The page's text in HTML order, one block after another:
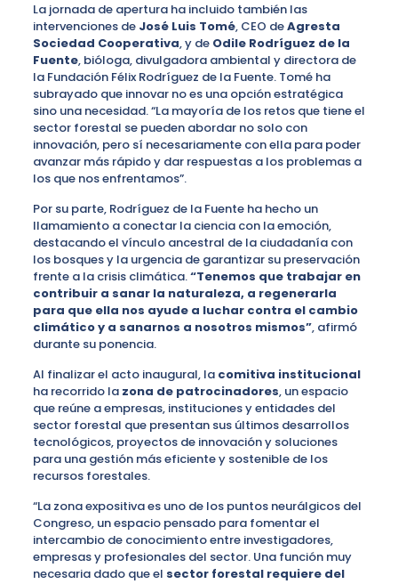
La jornada de apertura ha incluido también las
intervenciones de José Luis Tomé, CEO deAgresta
Sociedad Cooperativa, y de Odile Rodríguez de la
Fuente, bióloga, divulgadora ambiental y directora de
la Fundación Félix Rodríguez de la Fuente. Tomé ha
subrayado que innovar no es una opción estratégica
sino una necesidad. “La mayoría de los retos que tiene el
sector forestal se pueden abordar no solo con
innovación, pero sí necesariamente con ella para poder
avanzar más rápido y dar respuestas a los problemas a
los que nos enfrentamos”.
Por su parte, Rodríguez de la Fuente ha hecho un
llamamiento a conectar la ciencia con la emoción,
destacando el vínculo ancestral de la ciudadanía con
los bosques y la urgencia de garantizar su preservación
frente a la crisis climática.“Tenemos que trabajar en
contribuir a sanar la naturaleza, a regenerarla
para que ella nos ayude a luchar contra el cambio
climático y a sanarnos a nosotros mismos”, afirmó
durante su ponencia.
Al finalizar el acto inaugural, la comitiva institucional
ha recorrido la zona de patrocinadores, un espacio
que reúne a empresas, instituciones y entidades del
sector forestal que presentan sus últimos desarrollos
tecnológicos, proyectos de innovación y soluciones
para una gestión más eficiente y sostenible de los
recursos forestales.
“La zona expositiva es uno de los puntos neurálgicos del
Congreso, un espacio pensado para fomentar el
intercambio de conocimiento entre investigadores,
empresas y profesionales del sector. Una función muy
necesaria dado que el sector forestal requiere del